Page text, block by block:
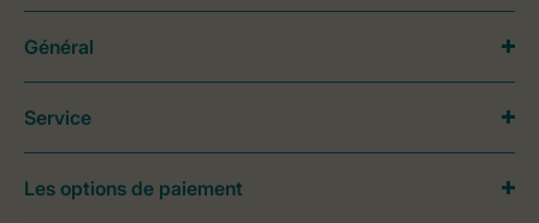
Général
Service
Les options de paiement